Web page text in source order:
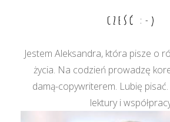
CZEŚĆ :-)
Jestem Aleksandra, która pisze o
życia. Na codzień prowadzę
damą-copywriterem. Lubię
lektury i